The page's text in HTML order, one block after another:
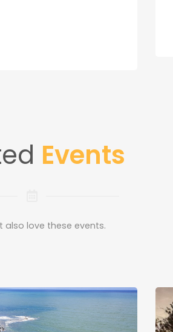
Events
also love these events.